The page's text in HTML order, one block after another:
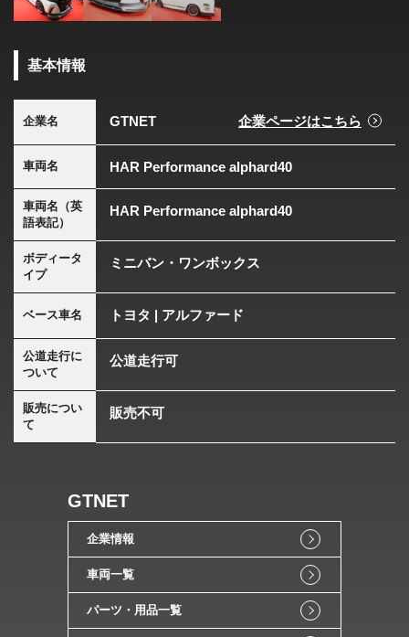
基本情報
企業名 GTNET 企業ページはこちら
車両名 HAR Performance alphard40
車両名（英
語表記）
HAR Performance alphard40
ボディータ
イプ
ミニバン・ワンボックス
ベース車名 トヨタ | アルファード
公道走行に
ついて
公道走行可
販売につい
て
販売不可
GTNET
企業情報
車両一覧
パーツ・用品一覧